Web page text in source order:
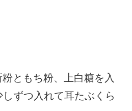
ともち粉、上白糖を入
ずつ入れて耳たぶくら